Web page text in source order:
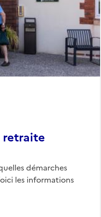
retraite
démarches
les informations